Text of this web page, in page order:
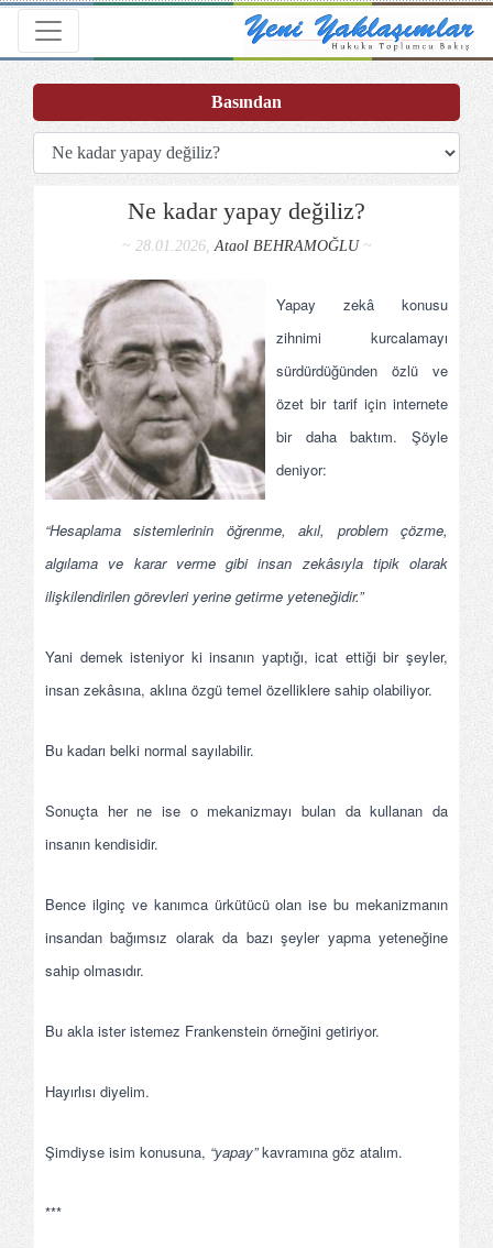
Toggle navigation
Ne kadar yapay değiliz?
~ 28.01.2026,Ataol BEHRAMOĞLU~
Yapay zekâ konusu
zihnimi kurcalamayı
sürdürdüğünden özlü ve
özet bir tarif için internete
bir daha baktım. Şöyle
deniyor:
“Hesaplama sistemlerinin öğrenme, akıl, problem çözme,
algılama ve karar verme gibi insan zekâsıyla tipik olarak
ilişkilendirilen görevleri yerine getirme yeteneğidir.”
Yani demek isteniyor ki insanın yaptığı, icat ettiği bir şeyler,
insan zekâsına, aklına özgü temel özelliklere sahip olabiliyor.
Bu kadarı belki normal sayılabilir.
Sonuçta her ne ise o mekanizmayı bulan da kullanan da
insanın kendisidir.
Bence ilginç ve kanımca ürkütücü olan ise bu mekanizmanın
insandan bağımsız olarak da bazı şeyler yapma yeteneğine
sahip olmasıdır.
Bu akla ister istemez Frankenstein örneğini getiriyor.
Hayırlısı diyelim.
Şimdiyse isim konusuna, “yapay”kavramına göz atalım.
***
Basından